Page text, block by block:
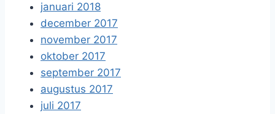
januari 2018
december 2017
november 2017
oktober 2017
september 2017
augustus 2017
juli 2017